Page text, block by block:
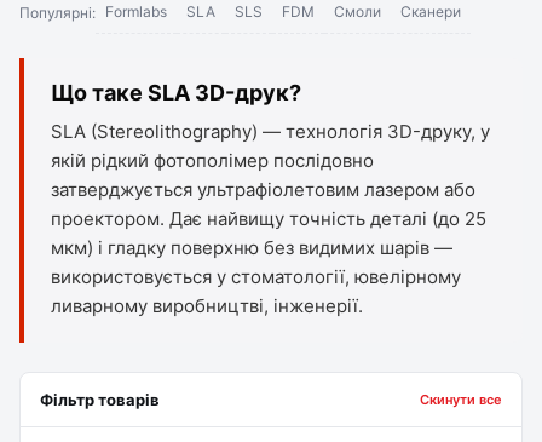
Популярні: Formlabs SLA SLS FDM Смоли Сканери
Що таке SLA 3D-друк?
SLA (Stereolithography) — технологія 3D-друку, у
якій рідкий фотополімер послідовно
затверджується ультрафіолетовим лазером або
проектором. Дає найвищу точність деталі (до 25
мкм) і гладку поверхню без видимих шарів —
використовується у стоматології, ювелірному
ливарному виробництві, інженерії.
Фільтр товарів Скинути все